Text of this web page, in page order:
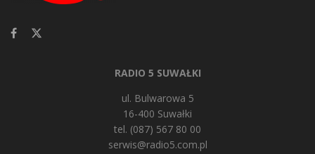
RADIO 5 SUWAŁKI
ul. Bulwarowa 5
16-400 Suwałki
tel. (087) 567 80 00
serwis@radio5.com.pl